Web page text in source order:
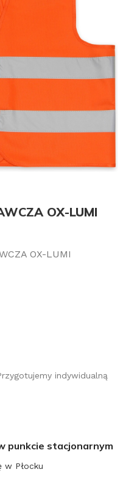
OX-LUMI
OX-LUMI
indywidualną
punkcie stacjonarnym
w Płocku